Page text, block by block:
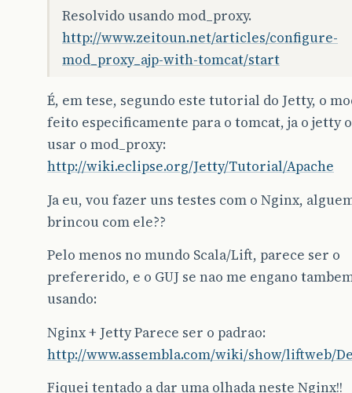
Resolvido usando mod_proxy.
http://www.zeitoun.net/articles/configure-
mod_proxy_ajp-with-tomcat/start
É, em tese, segundo este tutorial do Jetty, o
feito especificamente para o tomcat, ja o jetty
usar o mod_proxy:
http://wiki.eclipse.org/Jetty/Tutorial/Apache
Ja eu, vou fazer uns testes com o Nginx,
brincou com ele??
Pelo menos no mundo Scala/Lift, parece ser o
prefererido, e o GUJ se nao me engano
usando:
Nginx + Jetty Parece ser o padrao:
http://www.assembla.com/wiki/show/liftweb/
Fiquei tentado a dar uma olhada neste Nginx!!